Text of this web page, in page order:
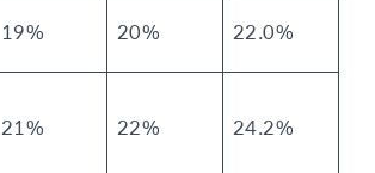
19% 20% 22.0%
21% 22% 24.2%